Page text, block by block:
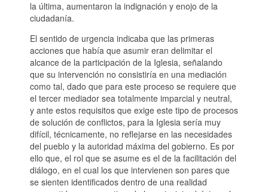
la última, aumentaron la indignación y enojo de la
ciudadanía.
El sentido de urgencia indicaba que las primeras
acciones que había que asumir eran delimitar el
alcance de la participación de la Iglesia, señalando
que su intervención no consistiría en una mediación
como tal, dado que para este proceso se requiere que
el tercer mediador sea totalmente imparcial y neutral,
y ante estos requisitos que exige este tipo de procesos
de solución de conflictos, para la Iglesia sería muy
difícil, técnicamente, no reflejarse en las necesidades
del pueblo y la autoridad máxima del gobierno. Es por
ello que, el rol que se asume es el de la facilitación del
diálogo, en el cual los que intervienen son pares que
se sienten identificados dentro de una realidad